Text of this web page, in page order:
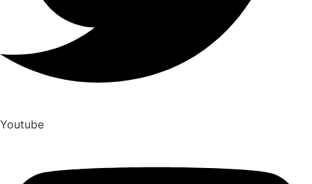
Youtube